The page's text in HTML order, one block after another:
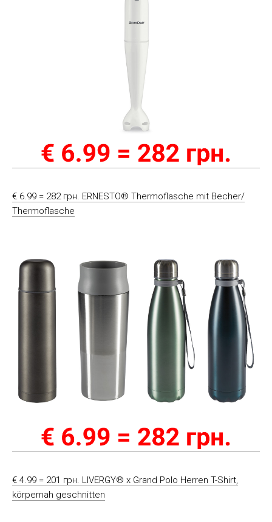
€ 6.99 = 282 грн. ERNESTO® Thermoflasche mit Becher/
Thermoflasche
€ 4.99 = 201 грн. LIVERGY® x Grand Polo Herren T-Shirt,
körpernah geschnitten